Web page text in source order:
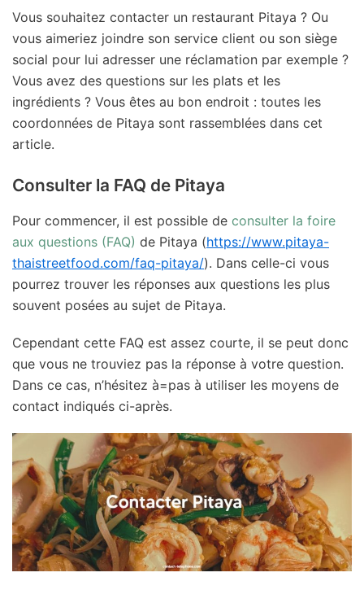
Vous souhaitez contacter un restaurant Pitaya ? Ou
vous aimeriez joindre son service client ou son siège
social pour lui adresser une réclamation par exemple ?
Vous avez des questions sur les plats et les
ingrédients ? Vous êtes au bon endroit : toutes les
coordonnées de Pitaya sont rassemblées dans cet
article.
Consulter la FAQ de Pitaya
Pour commencer, il est possible de consulter la foire
aux questions (FAQ) de Pitaya (https://www.pitaya-
thaistreetfood.com/faq-pitaya/). Dans celle-ci vous
pourrez trouver les réponses aux questions les plus
souvent posées au sujet de Pitaya.
Cependant cette FAQ est assez courte, il se peut donc
que vous ne trouviez pas la réponse à votre question.
Dans ce cas, n’hésitez à=pas à utiliser les moyens de
contact indiqués ci-après.